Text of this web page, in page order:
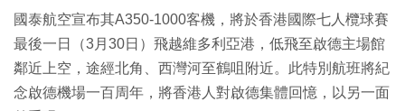
國泰航空宣布其A350-1000客機，將於香港國際七人欖球賽
最後一日（3月30日）飛越維多利亞港，低飛至啟德主場館
鄰近上空，途經北角、西灣河至鶴咀附近。此特別航班將紀
念啟德機場一百周年，將香港人對啟德集體回憶，以另一面